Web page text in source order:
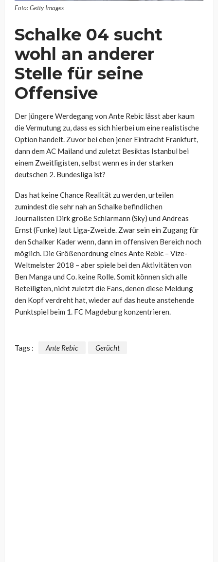
Foto: Getty Images
Schalke 04 sucht
wohl an anderer
Stelle für seine
Offensive
Der jüngere Werdegang von Ante Rebic lässt aber kaum
die Vermutung zu, dass es sich hierbei um eine realistische
Option handelt. Zuvor bei eben jener Eintracht Frankfurt,
dann dem AC Mailand und zuletzt Besiktas Istanbul bei
einem Zweitligisten, selbst wenn es in der starken
deutschen 2. Bundesliga ist?
Das hat keine Chance Realität zu werden, urteilen
zumindest die sehr nah an Schalke befindlichen
Journalisten Dirk große Schlarmann (Sky) und Andreas
Ernst (Funke) laut Liga-Zwei.de. Zwar sein ein Zugang für
den Schalker Kader wenn, dann im offensiven Bereich noch
möglich. Die Größenordnung eines Ante Rebic – Vize-
Weltmeister 2018 – aber spiele bei den Aktivitäten von
Ben Manga und Co. keine Rolle. Somit können sich alle
Beteiligten, nicht zuletzt die Fans, denen diese Meldung
den Kopf verdreht hat, wieder auf das heute anstehende
Punktspiel beim 1. FC Magdeburg konzentrieren.
Tags : Ante Rebic Gerücht